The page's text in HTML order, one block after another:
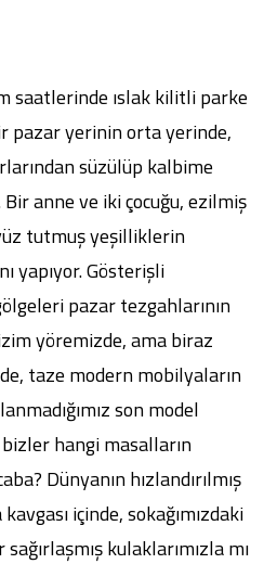
saatlerinde ıslak kilitli parke
pazar yerinin orta yerinde,
süzülüp kalbime
anne ve iki çocuğu, ezilmiş
tutmuş yeşilliklerin
yapıyor. Gösterişli
pazar tezgahlarının
yöremizde, ama biraz
taze modern mobilyaların
son model
hangi masalların
Dünyanın hızlandırılmış
içinde, sokağımızdaki
kulaklarımızla mı